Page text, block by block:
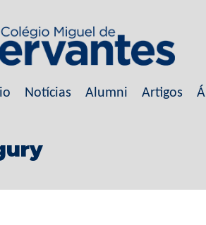
Notícias Alumni Artigos